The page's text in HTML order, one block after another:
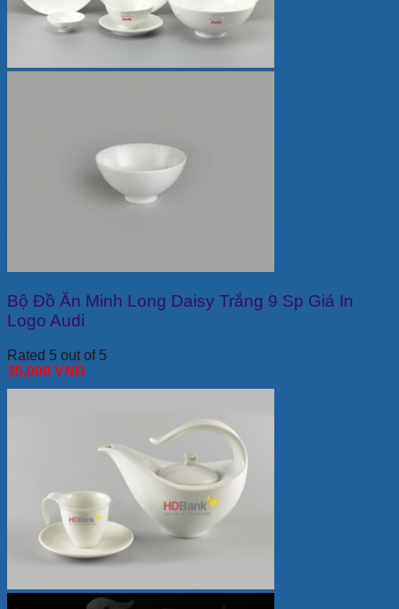
Bộ Đồ Ăn Minh Long Daisy Trắng 9 Sp Giá In
Logo Audi
Rated 5 out of 5
35,000 VNĐ